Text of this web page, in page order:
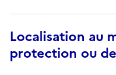
Localisation au
protection ou